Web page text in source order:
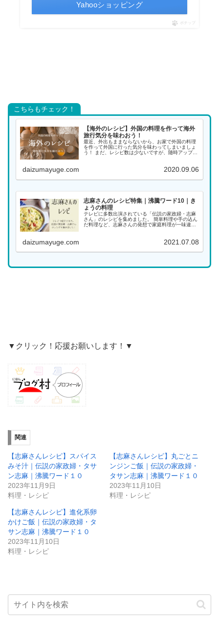
Yahooショッピング
ポチップ
こちらもチェック！
【海外のレシピ】外国の料理を作って海外
旅行気分を味わおう！
最近、外出もままならないから、お家で外国の料理
を作って外国に行った気分を味わってしまいましょ
う！ まだ、レシピ数は少ないですが、随時アップし
daizumayuge.com 2020.09.06
志麻さんのレシピ特集｜沸騰ワード10｜き
ょうの料理
テレビに多数出演されている「伝説の家政婦・志麻
さん」のレシピを集めました。 簡単料理や手の込ん
だ料理など、志麻さんの発想で家庭料理が一味違っ
daizumayuge.com 2021.07.08
▼クリック！応援お願いします！▼
関連
【志麻さんレシピ】スパイス
みそ汁｜伝説の家政婦・タサ
ン志麻｜沸騰ワード１０
2023年11月9日
料理・レシピ
【志麻さんレシピ】丸ごとニ
ンジンご飯｜伝説の家政婦・
タサン志麻｜沸騰ワード１０
2023年11月10日
料理・レシピ
【志麻さんレシピ】進化系卵
かけご飯｜伝説の家政婦・タ
サン志麻｜沸騰ワード１０
2023年11月10日
料理・レシピ